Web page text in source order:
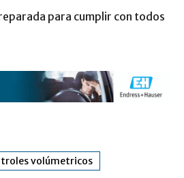
para cumplir con todos
volúmetricos